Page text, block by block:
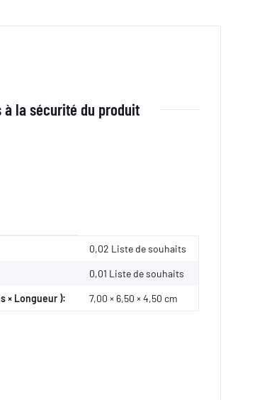
la sécurité du produit
0,02 Liste de souhaits
0,01 Liste de souhaits
× Longueur ): 7,00 × 6,50 × 4,50 cm